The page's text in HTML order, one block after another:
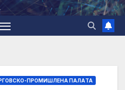
ПРОМИШЛЕНА ПАЛAТА